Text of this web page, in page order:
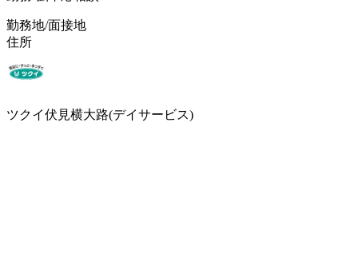
勤務地/面接地
住所
ツクイ伏見横大路(デイサービス)